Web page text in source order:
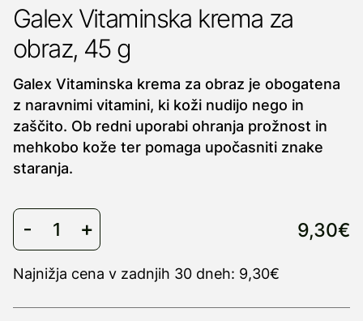
Galex Vitaminska krema za
obraz, 45 g
Galex Vitaminska krema za obraz je obogatena
z naravnimi vitamini, ki koži nudijo nego in
zaščito. Ob redni uporabi ohranja prožnost in
mehkobo kože ter pomaga upočasniti znake
staranja.
9,30€
Najnižja cena v zadnjih 30 dneh: 9,30€